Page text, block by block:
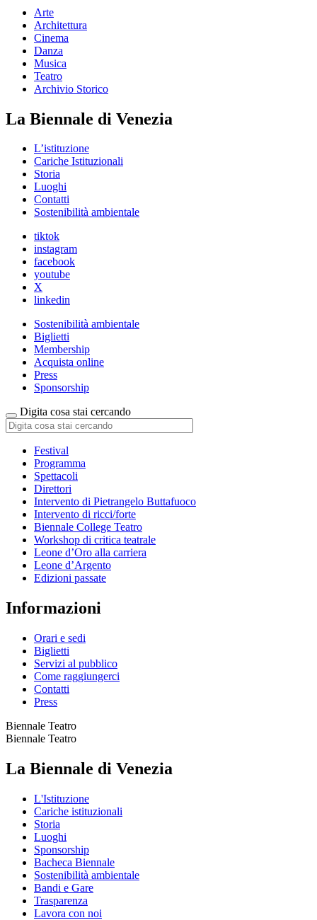
Arte
Architettura
Cinema
Danza
Musica
Teatro
Archivio Storico
La Biennale di Venezia
L’istituzione
Cariche Istituzionali
Storia
Luoghi
Contatti
Sostenibilità ambientale
tiktok
instagram
facebook
youtube
X
linkedin
Sostenibilità ambientale
Biglietti
Membership
Acquista online
Press
Sponsorship
Digita cosa stai cercando
Festival
Programma
Spettacoli
Direttori
Intervento di Pietrangelo Buttafuoco
Intervento di ricci/forte
Biennale College Teatro
Workshop di critica teatrale
Leone d’Oro alla carriera
Leone d’Argento
Edizioni passate
Informazioni
Orari e sedi
Biglietti
Servizi al pubblico
Come raggiungerci
Contatti
Press
Biennale Teatro
Biennale Teatro
La Biennale di Venezia
L'Istituzione
Cariche istituzionali
Storia
Luoghi
Sponsorship
Bacheca Biennale
Sostenibilità ambientale
Bandi e Gare
Trasparenza
Lavora con noi